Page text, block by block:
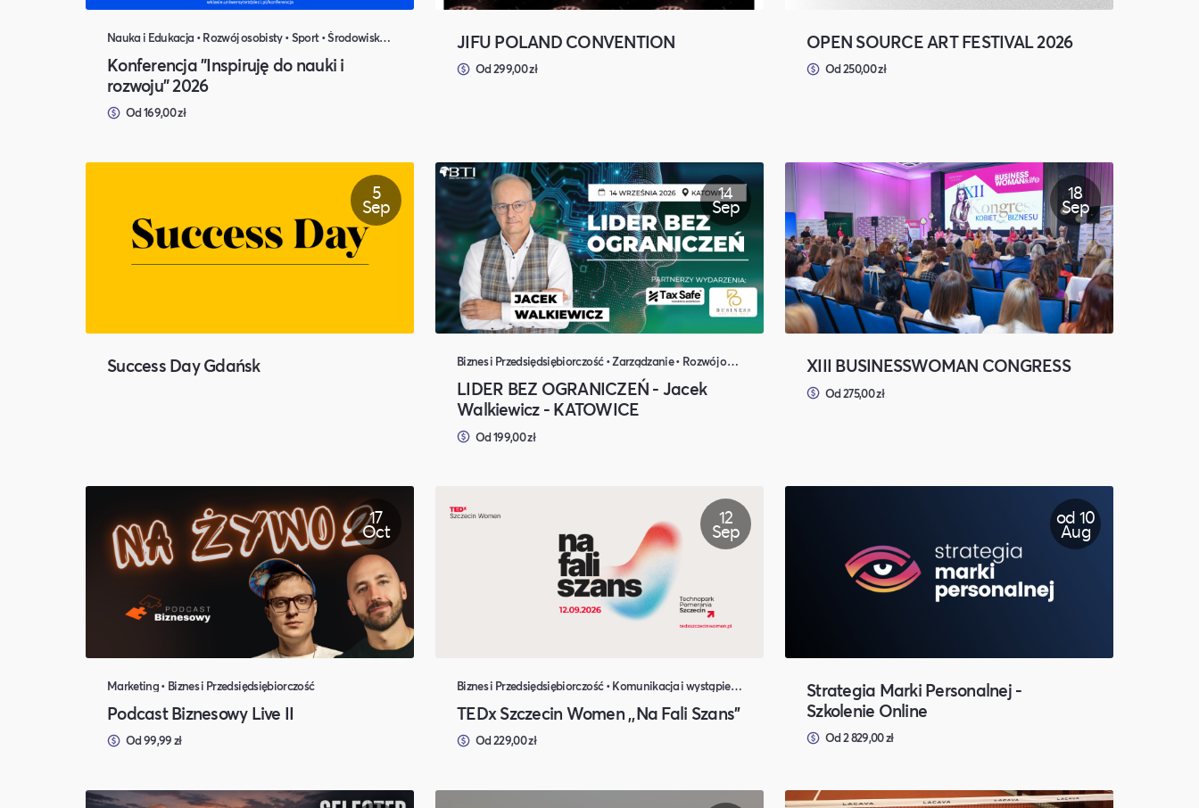
Nauka i Edukacja • Rozwój osobisty • Sport • Środowisko naturalne
Konferencja "Inspiruję do nauki i
rozwoju" 2026
Od 169,00 zł
JIFU POLAND CONVENTION
Od 299,00 zł
OPEN SOURCE ART FESTIVAL 2026
Od 250,00 zł
5
Sep
Success Day Gdańsk
14
Sep
Biznes i Przedsiędsiębiorczość • Zarządzanie • Rozwój osobisty
LIDER BEZ OGRANICZEŃ - Jacek
Walkiewicz - KATOWICE
Od 199,00 zł
18
Sep
XIII BUSINESSWOMAN CONGRESS
Od 275,00 zł
17
Oct
Marketing • Biznes i Przedsiędsiębiorczość
Podcast Biznesowy Live II
Od 99,99 zł
12
Sep
Biznes i Przedsiędsiębiorczość • Komunikacja i wystąpienia publiczne • Muzyka i Taniec • Koncerty, Festiwale, Rozrywka • Polityka i Gospodarka
TEDx Szczecin Women ,,Na Fali Szans''
Od 229,00 zł
od 10
Aug
Strategia Marki Personalnej -
Szkolenie Online
Od 2 829,00 zł